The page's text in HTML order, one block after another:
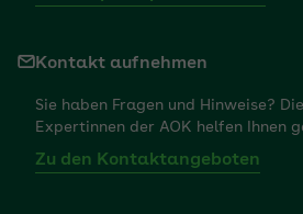
Kontakt aufnehmen
Sie haben Fragen und Hinweise?
Expertinnen der AOK helfen Ihnen
Zu den Kontaktangeboten